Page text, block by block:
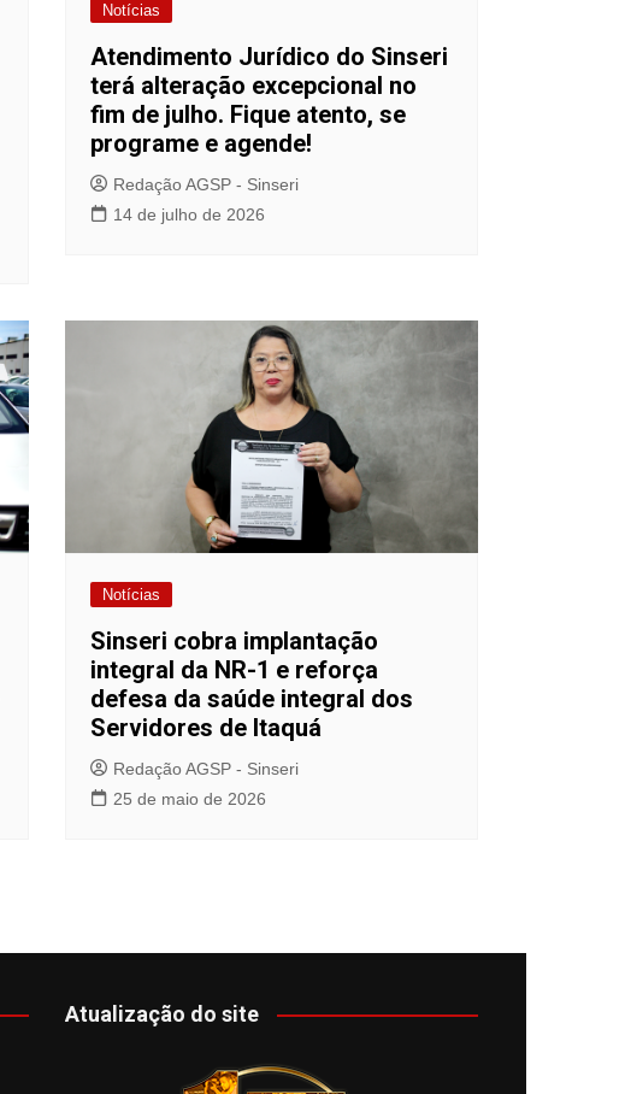
Notícias
Atendimento Jurídico do Sinseri
terá alteração excepcional no
fim de julho. Fique atento, se
programe e agende!
Redação AGSP - Sinseri
14 de julho de 2026
Notícias
Sinseri cobra implantação
integral da NR-1 e reforça
defesa da saúde integral dos
Servidores de Itaquá
Redação AGSP - Sinseri
25 de maio de 2026
Atualização do site